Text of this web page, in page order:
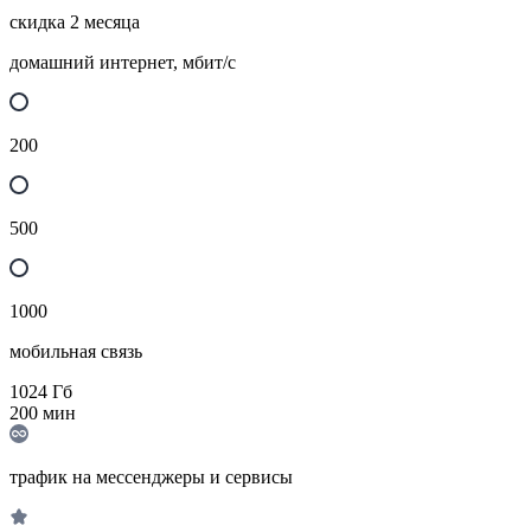
скидка 2 месяца
домашний интернет, мбит/с
200
500
1000
мобильная связь
1024 Гб
200 мин
трафик на мессенджеры и сервисы